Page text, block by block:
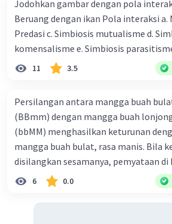
Beri Rating Balas
03 Juni 2024 14:22
Beri Rating·0.0(0 Balas
Jodohkan gambar dengan pola
Beruang dengan ikan Pola interaksi a. Netralisme b.
Predasi c. Simbiosis mutualisme d.
komensalisme e. Simbiosis
11 3.5
Persilangan antara mangga buah
(BBmm) dengan mangga buah
(bbMM) menghasilkan keturunan
mangga buah bulat, rasa manis. Bila
disilangkan sesamanya, pemyataan di bawah ini yang tidak
benar mengenai keturunan yang
6 0.0